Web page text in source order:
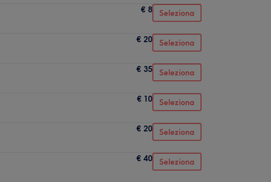
€ 8 Seleziona
€ 20 Seleziona
€ 35 Seleziona
€ 10 Seleziona
€ 20 Seleziona
€ 40 Seleziona